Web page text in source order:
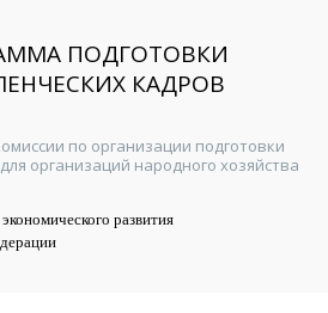
ПОДГОТОВКИ
КАДРОВ
по организации подготовки
организаций народного хозяйства
развития